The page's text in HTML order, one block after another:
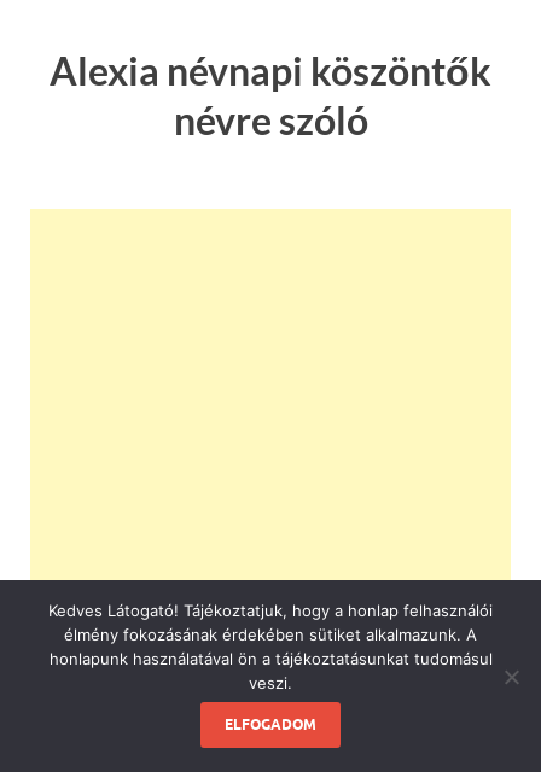
Alexia névnapi köszöntők
névre szóló
Kedves Látogató! Tájékoztatjuk, hogy a honlap felhasználói
élmény fokozásának érdekében sütiket alkalmazunk. A
honlapunk használatával ön a tájékoztatásunkat tudomásul
veszi.
ELFOGADOM